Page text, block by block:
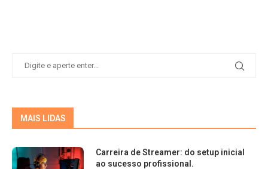
MAIS LIDAS
Carreira de Streamer: do setup inicial
ao sucesso profissional.